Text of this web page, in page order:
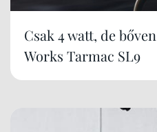
Csak 4 watt, de
Works Tarmac SL9